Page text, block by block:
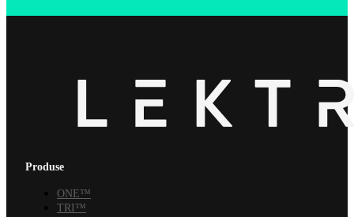
Produse
ONE™
TRI™